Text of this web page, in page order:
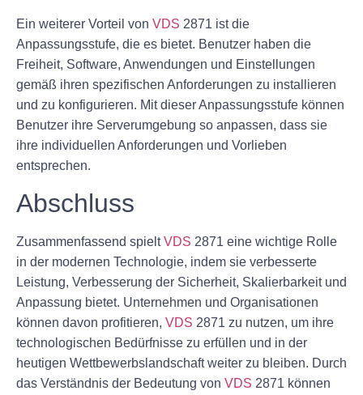
Ein weiterer Vorteil von VDS 2871 ist die
Anpassungsstufe, die es bietet. Benutzer haben die
Freiheit, Software, Anwendungen und Einstellungen
gemäß ihren spezifischen Anforderungen zu installieren
und zu konfigurieren. Mit dieser Anpassungsstufe können
Benutzer ihre Serverumgebung so anpassen, dass sie
ihre individuellen Anforderungen und Vorlieben
entsprechen.
Abschluss
Zusammenfassend spieltVDS 2871 eine wichtige Rolle
in der modernen Technologie, indem sie verbesserte
Leistung, Verbesserung der Sicherheit, Skalierbarkeit und
Anpassung bietet. Unternehmen und Organisationen
können davon profitieren, VDS 2871 zu nutzen, um ihre
technologischen Bedürfnisse zu erfüllen und in der
heutigen Wettbewerbslandschaft weiter zu bleiben. Durch
das Verständnis der Bedeutung von VDS 2871 können